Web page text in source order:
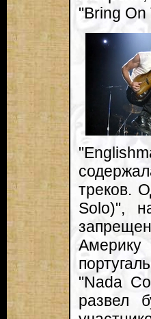
"Bring On
треков.
Solo)",
Америку
"Nada
развел